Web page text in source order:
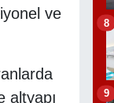
ve
altyapı
8
9